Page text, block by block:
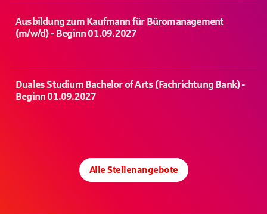
Ausbildung zum Kaufmann für Büromanagement
(m/w/d) - Beginn 01.09.2027
Duales Studium Bachelor of Arts (Fachrichtung Bank) -
Beginn 01.09.2027
Alle Stellenangebote